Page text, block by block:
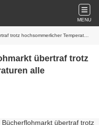
MENU
Temperaturen alle Erwartungen
übertraf trotz
alle